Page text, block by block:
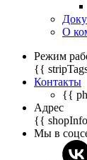
О
Режим
{{
Контакты
{{
Адрес
{{
Мы в